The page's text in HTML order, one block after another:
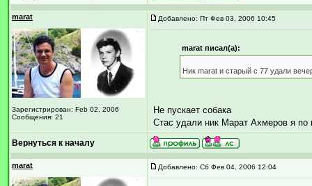
marat
Зарегистрирован: Feb 02, 2006
Сообщения: 21
Добавлено: Пт Фев 03, 2006 10:45
marat писал(а):
Ник marat и старый с 77 удали
Не пускает собака
Стас удали ник Марат Ахмеров я по
Вернуться к началу
marat Добавлено: Сб Фев 04, 2006 12:04